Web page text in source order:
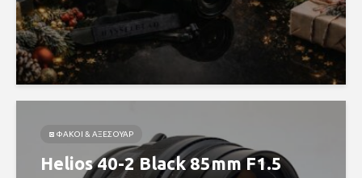
◙ ΦΑΚΟΊ & ΑΞΕΣΟΥΆΡ
Helios 40-2 Black 85mm F1.5